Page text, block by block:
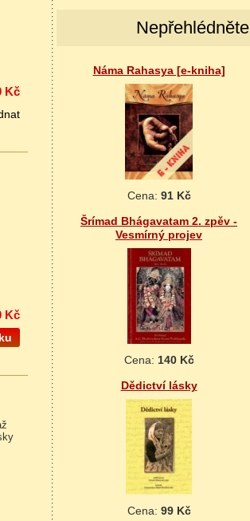
Kč
Kč
Nepřehlédněte
Náma Rahasya [e-kniha]
Cena: 91 Kč
Šrímad Bhágavatam 2. zpěv -
Vesmírný projev
Cena: 140 Kč
Dědictví lásky
Cena: 99 Kč